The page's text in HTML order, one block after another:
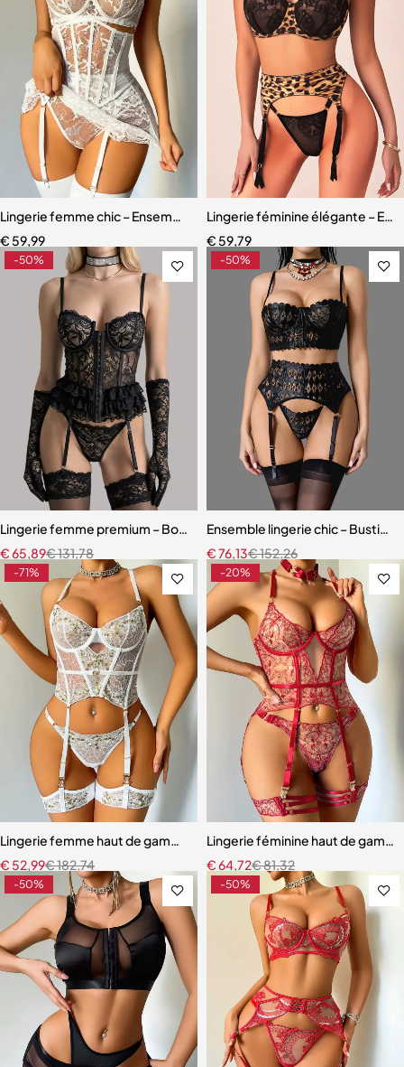
Lingerie femme chic – Ensemble cinq pièces avec soutien-gorge à
€ 59,99
Lingerie féminine élégante –
€ 59,79
-50%
Lingerie femme premium – Body en dentelle florale avec
€131,78
€65,89
-50%
Ensemble lingerie chic –
€152,26
€76,13
-71%
Lingerie femme haut de gamme – Dentelle raffinée avec effet
€182,74
€ 52,99
-20%
Lingerie féminine haut de
€81,32
€64,72
-50% -50%